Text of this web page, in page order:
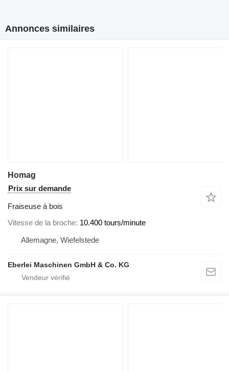
Annonces similaires
Homag
Prix sur demande
Fraiseuse à bois
Vitesse de la broche 10.400 tours/minute
Allemagne, Wiefelstede
Eberlei Maschinen GmbH & Co. KG